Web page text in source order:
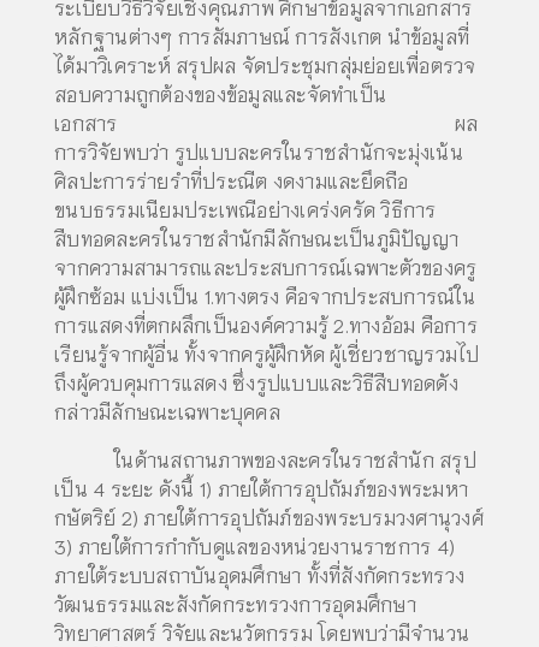
ระเบียบวิธีวิจัยเชิงคุณภาพ ศึกษาข้อมูลจากเอกสาร
หลักฐานต่างๆ การสัมภาษณ์ การสังเกต นำข้อมูลที่
ได้มาวิเคราะห์ สรุปผล จัดประชุมกลุ่มย่อยเพื่อตรวจ
สอบความถูกต้องของข้อมูลและจัดทำเป็น
เอกสาร ผล
การวิจัยพบว่า รูปแบบละครในราชสำนักจะมุ่งเน้น
ศิลปะการร่ายรำที่ประณีต งดงามและยึดถือ
ขนบธรรมเนียมประเพณีอย่างเคร่งครัด วิธีการ
สืบทอดละครในราชสำนักมีลักษณะเป็นภูมิปัญญา
จากความสามารถและประสบการณ์เฉพาะตัวของครู
ผู้ฝึกซ้อม แบ่งเป็น 1.ทางตรง คือจากประสบการณ์ใน
การแสดงที่ตกผลึกเป็นองค์ความรู้ 2.ทางอ้อม คือการ
เรียนรู้จากผู้อื่น ทั้งจากครูผู้ฝึกหัด ผู้เชี่ยวชาญรวมไป
ถึงผู้ควบคุมการแสดง ซึ่งรูปแบบและวิธีสืบทอดดัง
กล่าวมีลักษณะเฉพาะบุคคล
ในด้านสถานภาพของละครในราชสำนัก สรุป
เป็น 4 ระยะ ดังนี้ 1) ภายใต้การอุปถัมภ์ของพระมหา
กษัตริย์ 2) ภายใต้การอุปถัมภ์ของพระบรมวงศานุวงศ์
3) ภายใต้การกำกับดูแลของหน่วยงานราชการ 4)
ภายใต้ระบบสถาบันอุดมศึกษา ทั้งที่สังกัดกระทรวง
วัฒนธรรมและสังกัดกระทรวงการอุดมศึกษา
วิทยาศาสตร์ วิจัยและนวัตกรรม โดยพบว่ามีจำนวน